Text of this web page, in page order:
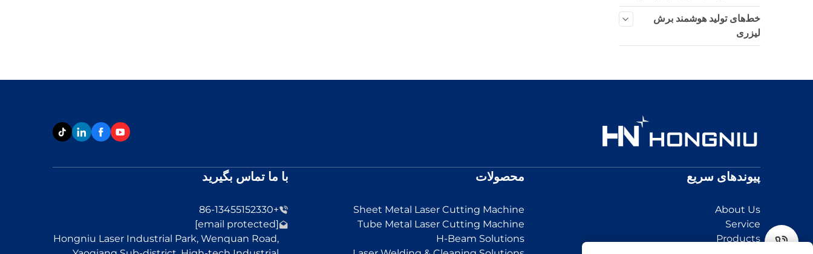
خط‌های تولید هوشمند برش
لیزری
پیوندهای سریع
About Us
Service
Products
محصولات
Sheet Metal Laser Cutting Machine
Tube Metal Laser Cutting Machine
H-Beam Solutions
با ما تماس بگیرید
+86-13455152330
[email protected]
Hongniu Laser Industrial Park, Wenquan Road,